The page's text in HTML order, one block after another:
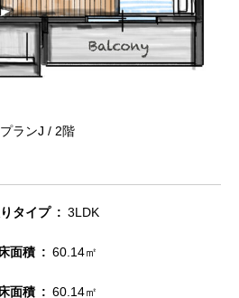
プランJ / 2階
タイプ 3LDK
面積 60.14㎡
面積 60.14㎡